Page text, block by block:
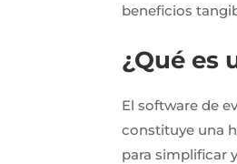
beneficios
¿Qué es
El software de
constituye una
para simplificar